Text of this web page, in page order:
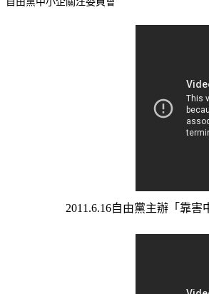
2011.6.16自由黨主辦「靠害